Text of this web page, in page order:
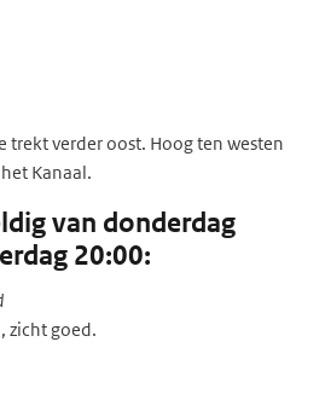
trekt verder oost. Hoog ten westen
Kanaal.
van donderdag
20:00:
zicht goed.